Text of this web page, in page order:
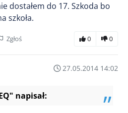
dostałem do 17. Szkoda bo
szkoła.
Zgłoś 0 0
27.05.2014 14:02
napisał: